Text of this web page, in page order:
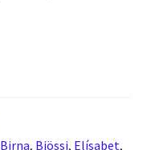
Birna, Bjössi, Elísabet,